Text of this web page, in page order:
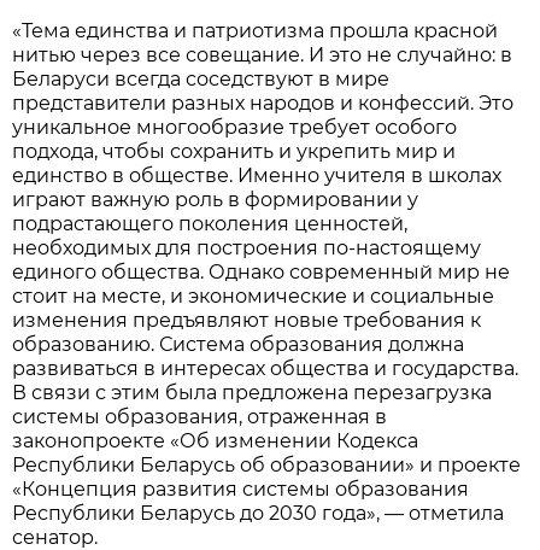
«Тема единства и патриотизма прошла красной
нитью через все совещание. И это не случайно: в
Беларуси всегда соседствуют в мире
представители разных народов и конфессий. Это
уникальное многообразие требует особого
подхода, чтобы сохранить и укрепить мир и
единство в обществе. Именно учителя в школах
играют важную роль в формировании у
подрастающего поколения ценностей,
необходимых для построения по-настоящему
единого общества. Однако современный мир не
стоит на месте, и экономические и социальные
изменения предъявляют новые требования к
образованию. Система образования должна
развиваться в интересах общества и государства.
В связи с этим была предложена перезагрузка
системы образования, отраженная в
законопроекте «Об изменении Кодекса
Республики Беларусь об образовании» и проекте
«Концепция развития системы образования
Республики Беларусь до 2030 года», — отметила
сенатор.